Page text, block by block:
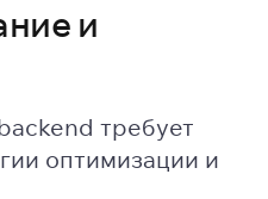
и
требует
оптимизации и